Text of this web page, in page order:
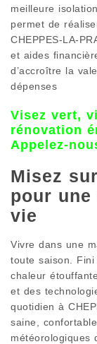
meilleure
permet de
CHEPPES-LA-
et aides
d’accroître la
dépenses
Visez vert,
rénovation
Appelez-
Misez
pour
vie
Vivre dans une
toute saison.
chaleur
et des
quotidien à
saine,
météorologiques